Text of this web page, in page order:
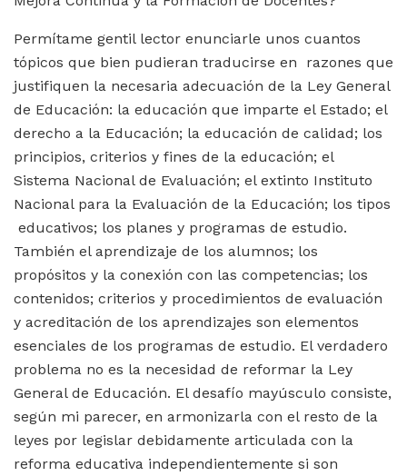
Permítame gentil lector enunciarle unos cuantos
tópicos que bien pudieran traducirse en razones que
justifiquen la necesaria adecuación de la Ley General
de Educación: la educación que imparte el Estado; el
derecho a la Educación; la educación de calidad; los
principios, criterios y fines de la educación; el
Sistema Nacional de Evaluación; el extinto Instituto
Nacional para la Evaluación de la Educación; los tipos
educativos; los planes y programas de estudio.
También el aprendizaje de los alumnos; los
propósitos y la conexión con las competencias; los
contenidos; criterios y procedimientos de evaluación
y acreditación de los aprendizajes son elementos
esenciales de los programas de estudio. El verdadero
problema no es la necesidad de reformar la Ley
General de Educación. El desafío mayúsculo consiste,
según mi parecer, en armonizarla con el resto de la
leyes por legislar debidamente articulada con la
reforma educativa independientemente si son